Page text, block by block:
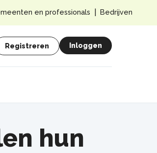
Registreren Inloggen
Top
en professionals Bedrijven
hun